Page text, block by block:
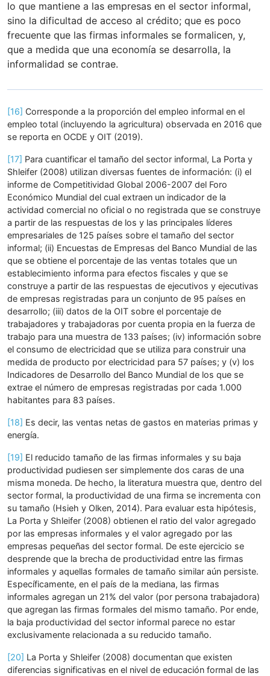
lo que mantiene a las empresas en el sector informal,
sino la dificultad de acceso al crédito; que es poco
frecuente que las firmas informales se formalicen, y,
que a medida que una economía se desarrolla, la
informalidad se contrae.
[16] Corresponde a la proporción del empleo informal en el
empleo total (incluyendo la agricultura) observada en 2016 que
se reporta en OCDE y OIT (2019).
[17] Para cuantificar el tamaño del sector informal, La Porta y
Shleifer (2008) utilizan diversas fuentes de información: (i) el
informe de Competitividad Global 2006-2007 del Foro
Económico Mundial del cual extraen un indicador de la
actividad comercial no oficial o no registrada que se construye
a partir de las respuestas de los y las principales líderes
empresariales de 125 países sobre el tamaño del sector
informal; (ii) Encuestas de Empresas del Banco Mundial de las
que se obtiene el porcentaje de las ventas totales que un
establecimiento informa para efectos fiscales y que se
construye a partir de las respuestas de ejecutivos y ejecutivas
de empresas registradas para un conjunto de 95 países en
desarrollo; (iii) datos de la OIT sobre el porcentaje de
trabajadores y trabajadoras por cuenta propia en la fuerza de
trabajo para una muestra de 133 países; (iv) información sobre
el consumo de electricidad que se utiliza para construir una
medida de producto por electricidad para 57 países; y (v) los
Indicadores de Desarrollo del Banco Mundial de los que se
extrae el número de empresas registradas por cada 1.000
habitantes para 83 países.
[18] Es decir, las ventas netas de gastos en materias primas y
energía.
[19] El reducido tamaño de las firmas informales y su baja
productividad pudiesen ser simplemente dos caras de una
misma moneda. De hecho, la literatura muestra que, dentro del
sector formal, la productividad de una firma se incrementa con
su tamaño (Hsieh y Olken, 2014). Para evaluar esta hipótesis,
La Porta y Shleifer (2008) obtienen el ratio del valor agregado
por las empresas informales y el valor agregado por las
empresas pequeñas del sector formal. De este ejercicio se
desprende que la brecha de productividad entre las firmas
informales y aquellas formales de tamaño similar aún persiste.
Específicamente, en el país de la mediana, las firmas
informales agregan un 21% del valor (por persona trabajadora)
que agregan las firmas formales del mismo tamaño. Por ende,
la baja productividad del sector informal parece no estar
exclusivamente relacionada a su reducido tamaño.
[20] La Porta y Shleifer (2008) documentan que existen
diferencias significativas en el nivel de educación formal de las